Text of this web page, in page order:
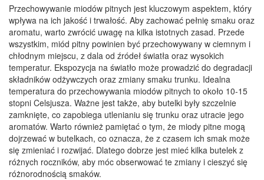
Przechowywanie miodów pitnych jest kluczowym aspektem, który
wpływa na ich jakość i trwałość. Aby zachować pełnię smaku oraz
aromatu, warto zwrócić uwagę na kilka istotnych zasad. Przede
wszystkim, miód pitny powinien być przechowywany w ciemnym i
chłodnym miejscu, z dala od źródeł światła oraz wysokich
temperatur. Ekspozycja na światło może prowadzić do degradacji
składników odżywczych oraz zmiany smaku trunku. Idealna
temperatura do przechowywania miodów pitnych to około 10-15
stopni Celsjusza. Ważne jest także, aby butelki były szczelnie
zamknięte, co zapobiega utlenianiu się trunku oraz utracie jego
aromatów. Warto również pamiętać o tym, że miody pitne mogą
dojrzewać w butelkach, co oznacza, że z czasem ich smak może
się zmieniać i rozwijać. Dlatego dobrze jest mieć kilka butelek z
różnych roczników, aby móc obserwować te zmiany i cieszyć się
różnorodnością smaków.